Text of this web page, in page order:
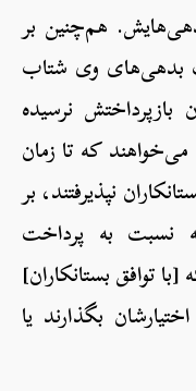
هم‌چنین بر
بدهی‌های وی شتاب
نرسیده
که تا زمان
نپذیرفتند، بر
نسبت به پرداخت
توافق بستانکاران]
بگذارند یا